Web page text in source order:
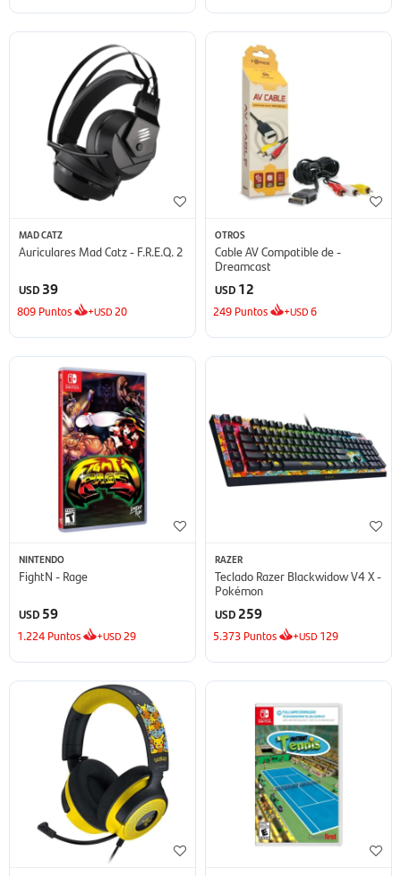
MAD CATZ
Auriculares Mad Catz - F.R.E.Q. 2
USD 39
809 Puntos +USD20
OTROS
Cable AV Compatible de -
Dreamcast
USD 12
249 Puntos +USD6
NINTENDO
FightN - Rage
USD 59
1.224 Puntos +USD29
RAZER
Teclado Razer Blackwidow V4 X -
Pokémon
USD259
5.373 Puntos +USD 129